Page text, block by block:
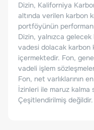
Dizin, Kaliforniya
altında verilen karbon
portföyünün
Dizin, yalnızca gelecek
vadesi dolacak karbon
içermektedir. Fon,
vadeli işlem
Fon, net varlıklarının
İzinleri ile maruz kalma
Çeşitlendirilmiş değildir.